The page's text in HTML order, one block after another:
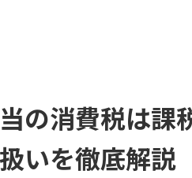
の消費税は課
いを徹底解説